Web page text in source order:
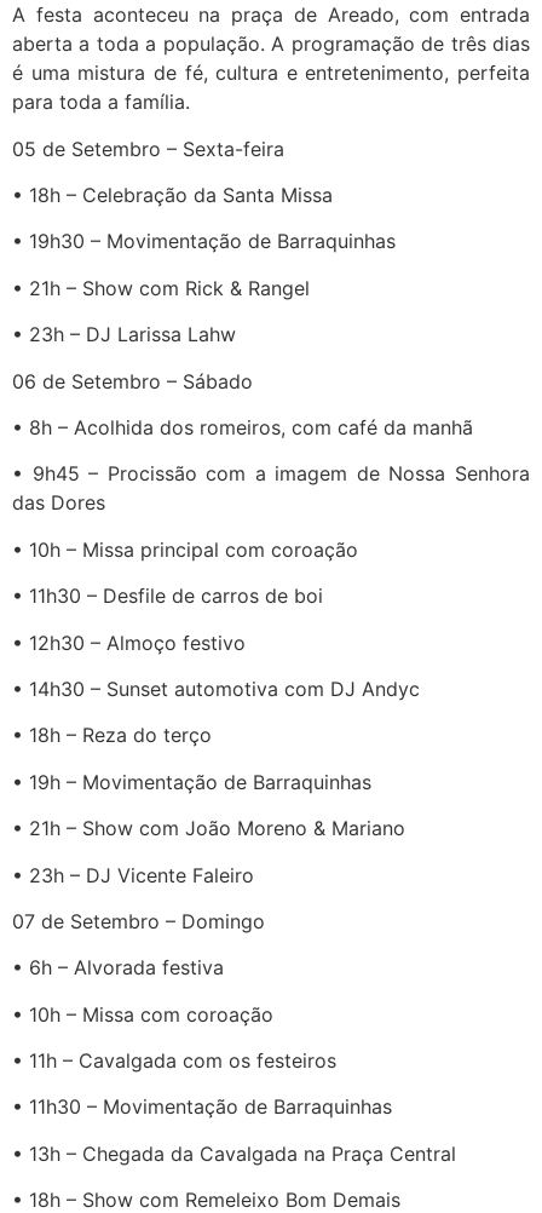
A festa aconteceu na praça de Areado, com entrada
aberta a toda a população. A programação de três dias
é uma mistura de fé, cultura e entretenimento, perfeita
para toda a família.
05 de Setembro – Sexta-feira
• 18h – Celebração da Santa Missa
• 19h30 – Movimentação de Barraquinhas
• 21h – Show com Rick & Rangel
• 23h – DJ Larissa Lahw
06 de Setembro – Sábado
• 8h – Acolhida dos romeiros, com café da manhã
• 9h45 – Procissão com a imagem de Nossa Senhora
das Dores
• 10h – Missa principal com coroação
• 11h30 – Desfile de carros de boi
• 12h30 – Almoço festivo
• 14h30 – Sunset automotiva com DJ Andyc
• 18h – Reza do terço
• 19h – Movimentação de Barraquinhas
• 21h – Show com João Moreno & Mariano
• 23h – DJ Vicente Faleiro
07 de Setembro – Domingo
• 6h – Alvorada festiva
• 10h – Missa com coroação
• 11h – Cavalgada com os festeiros
• 11h30 – Movimentação de Barraquinhas
• 13h – Chegada da Cavalgada na Praça Central
• 18h – Show com Remeleixo Bom Demais